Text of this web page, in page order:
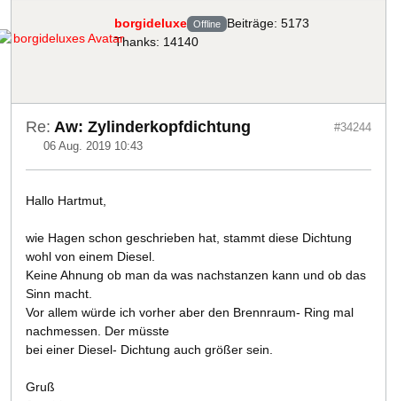
borgideluxe Offline Beiträge: 5173
Thanks: 14140
Re: Aw: Zylinderkopfdichtung
06 Aug. 2019 10:43
#34244
Hallo Hartmut,
wie Hagen schon geschrieben hat, stammt diese Dichtung
wohl von einem Diesel.
Keine Ahnung ob man da was nachstanzen kann und ob das
Sinn macht.
Vor allem würde ich vorher aber den Brennraum- Ring mal
nachmessen. Der müsste
bei einer Diesel- Dichtung auch größer sein.
Gruß